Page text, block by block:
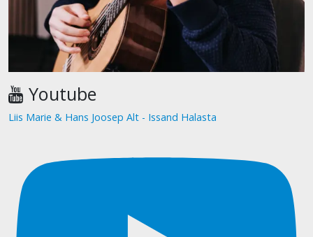
Youtube
Liis Marie & Hans Joosep Alt - Issand Halasta